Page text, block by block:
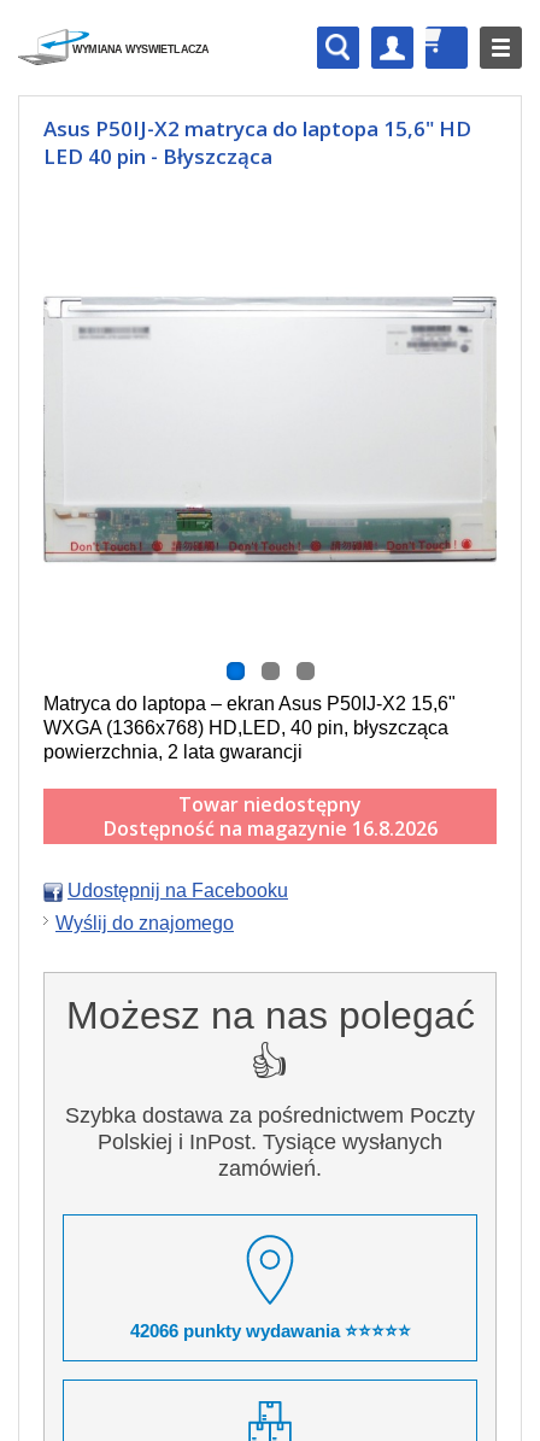
Asus P50IJ-X2 matryca do laptopa 15,6" HD
LED 40 pin - Błyszcząca
Matryca do laptopa – ekran Asus P50IJ-X2 15,6"
WXGA (1366x768) HD,LED, 40 pin, błyszcząca
powierzchnia, 2 lata gwarancji
Towar niedostępny
Dostępność na magazynie 16.8.2026
Udostępnij na Facebooku
Wyślij do znajomego
Możesz na nas polegać
👍
Szybka dostawa za pośrednictwem Poczty
Polskiej i InPost. Tysiące wysłanych
zamówień.
42066 punkty wydawania ⭐⭐⭐⭐⭐